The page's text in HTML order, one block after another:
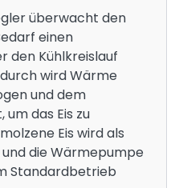
überwacht den
einen
den Kühlkreislauf
wird Wärme
und dem
das Eis zu
Eis wird als
die Wärmepumpe
Standardbetrieb